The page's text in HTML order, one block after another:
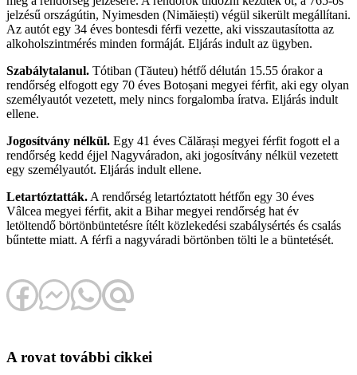
jelzésű országútin, Nyimesden (Nimăiești) végül sikerült megállítani.
Az autót egy 34 éves bontesdi férfi vezette, aki visszautasította az
alkoholszintmérés minden formáját. Eljárás indult az ügyben.
Szabálytalanul. Tótiban (Tăuteu) hétfő délután 15.55 órakor a
rendőrség elfogott egy 70 éves Botoșani megyei férfit, aki egy olyan
személyautót vezetett, mely nincs forgalomba íratva. Eljárás indult
ellene.
Jogosítvány nélkül. Egy 41 éves Călărași megyei férfit fogott el a
rendőrség kedd éjjel Nagyváradon, aki jogosítvány nélkül vezetett
egy személyautót. Eljárás indult ellene.
Letartóztatták. A rendőrség letartóztatott hétfőn egy 30 éves
Vâlcea megyei férfit, akit a Bihar megyei rendőrség hat év
letöltendő börtönbüntetésre ítélt közlekedési szabálysértés és csalás
bűntette miatt. A férfi a nagyváradi börtönben tölti le a büntetését.
A rovat további cikkei